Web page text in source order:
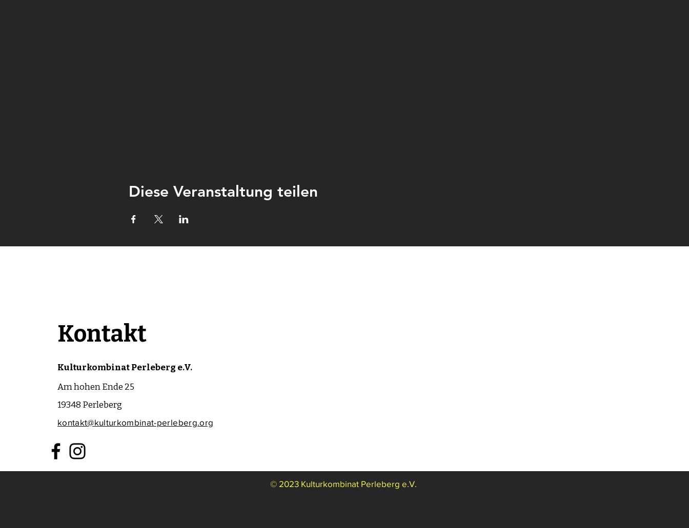
Diese Veranstaltung teilen
Kontakt
Kulturkombinat Perleberg e.V.
Am hohen Ende 25
19348 Perleberg
kontakt@kulturkombinat-perleberg.org
© 2023 Kulturkombinat Perleberg e.V.